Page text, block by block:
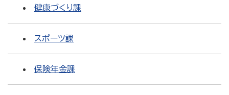
健康づくり課
スポーツ課
保険年金課